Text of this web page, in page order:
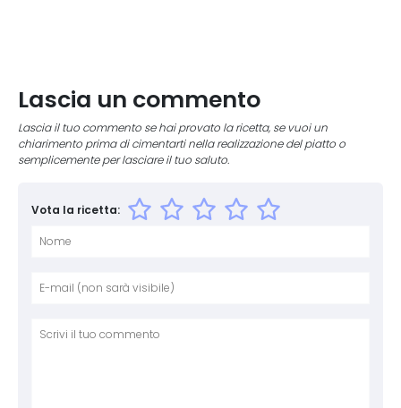
Lascia un commento
Lascia il tuo commento se hai provato la ricetta, se vuoi un
chiarimento prima di cimentarti nella realizzazione del piatto o
semplicemente per lasciare il tuo saluto.
Vota la ricetta: